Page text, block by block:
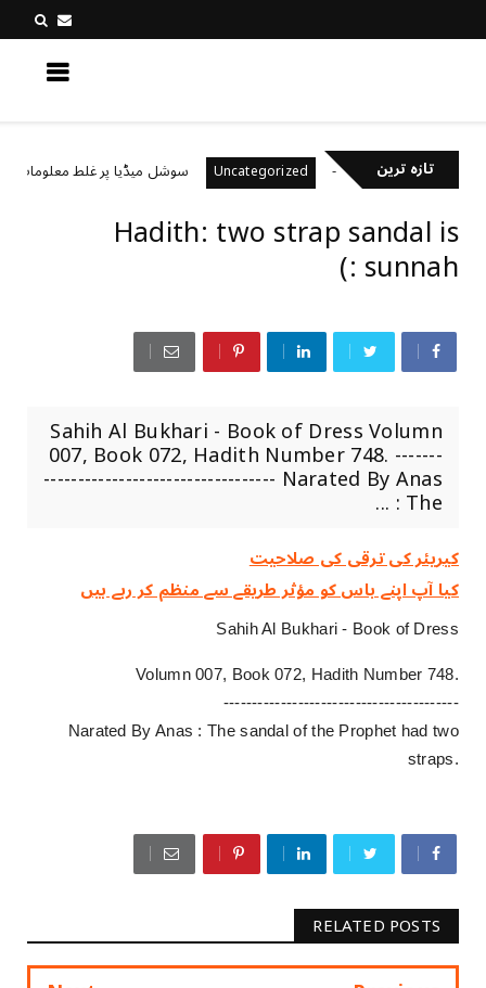
تازہ ترین
رکھتے ہیں؟ Uncategorized سوشل میڈیا پر غلط معلومات کیسے
Hadith: two strap sandal is
sunnah :)
Sahih Al Bukhari - Book of Dress Volumn
007, Book 072, Hadith Number 748. -------
---------------------------------- Narated By Anas
: The ...
کیریئر کی ترقی کی صلاحیت
کیا آپ اپنے باس کو مؤثر طریقے سے منظم کر رہے ہیں
Sahih Al Bukhari - Book of Dress
Volumn 007, Book 072, Hadith Number 748.
-----------------------------------------
Narated By Anas : The sandal of the Prophet had two
straps.
RELATED POSTS